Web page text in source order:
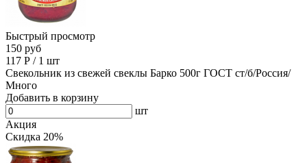
Быстрый просмотр
150 руб
117 Р / 1 шт
Свекольник из свежей свеклы Барко 500г ГОСТ ст/б/Россия/
Много
Добавить в корзину
шт
Акция
Скидка 20%